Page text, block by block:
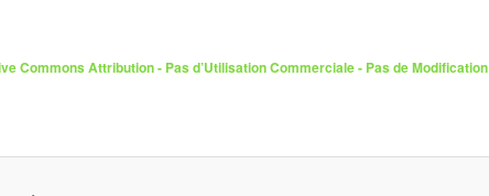
Commons Attribution - Pas d’Utilisation Commerciale - Pas de Modification